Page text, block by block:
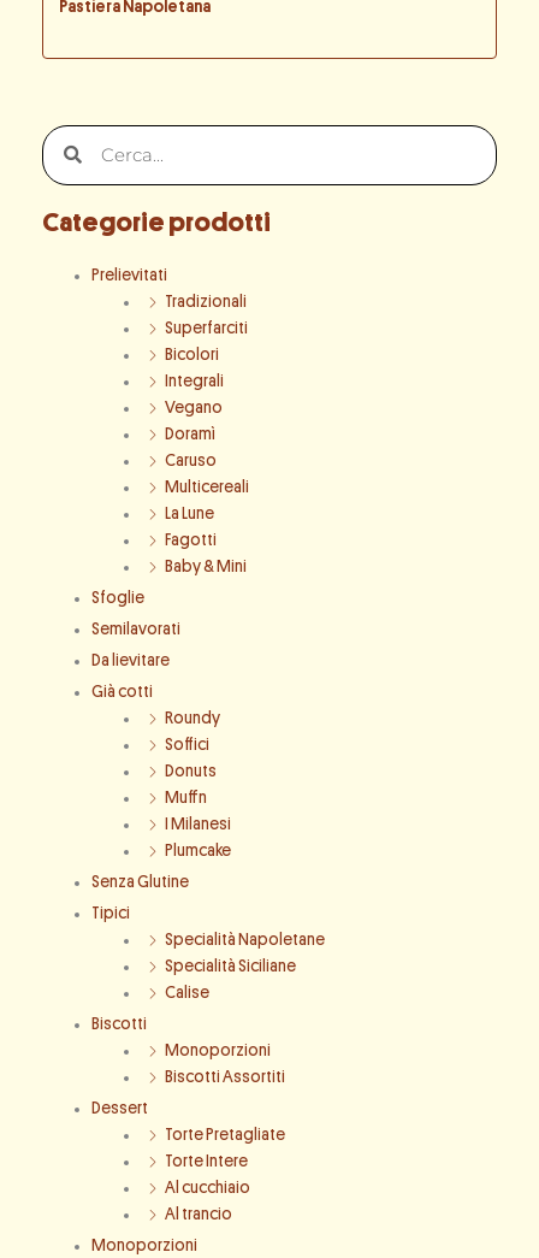
Cerca
Categorie prodotti
Prelievitati
Tradizionali
Superfarciti
Bicolori
Integrali
Vegano
Doramì
Caruso
Multicereali
La Lune
Fagotti
Baby & Mini
Sfoglie
Semilavorati
Da lievitare
Già cotti
Roundy
Soffici
Donuts
Muffn
I Milanesi
Plumcake
Senza Glutine
Tipici
Specialità Napoletane
Specialità Siciliane
Calise
Biscotti
Monoporzioni
Biscotti Assortiti
Dessert
Torte Pretagliate
Torte Intere
Al cucchiaio
Al trancio
Monoporzioni
Pastiera Napoletana